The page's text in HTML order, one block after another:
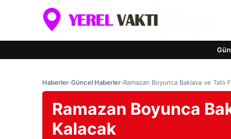
Haberler›Güncel Haberler›Ramazan Boyunca Baklava ve Tatlı
Ramazan Boyunca
Kalacak